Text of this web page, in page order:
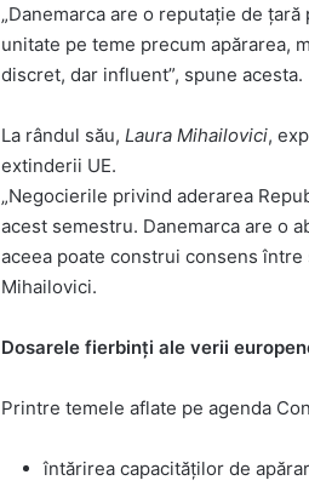
„Danemarca are o reputație de
unitate pe teme precum apărarea,
discret, dar influent”, spune acesta.
La rândul său, Laura Mihailovici,
extinderii UE.
„Negocierile privind aderarea
acest semestru. Danemarca are o
aceea poate construi consens
Mihailovici.
Dosarele fierbinți ale verii
Printre temele aflate pe agenda
întărirea capacităților de